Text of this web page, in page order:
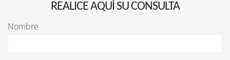
REALICE AQUÍ SU CONSULTA
Nombre